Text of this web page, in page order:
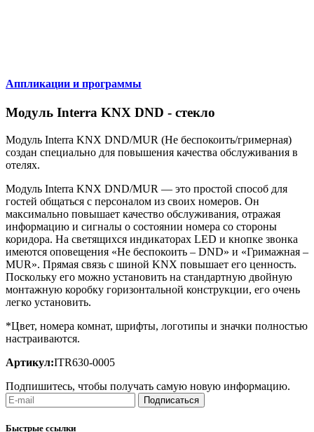
Аппликации и программы
Модуль Interra KNX DND - стекло
Модуль Interra KNX DND/MUR (Не беспокоить/гримерная)
создан специально для повышения качества обслуживания в
отелях.
Модуль Interra KNX DND/MUR — это простой способ для
гостей общаться с персоналом из своих номеров. Он
максимально повышает качество обслуживания, отражая
информацию и сигналы о состоянии номера со стороны
коридора. На светящихся индикаторах LED и кнопке звонка
имеются оповещения «Не беспокоить – DND» и «Гримажная –
MUR». Прямая связь с шиной KNX повышает его ценность.
Поскольку его можно установить на стандартную двойную
монтажную коробку горизонтальной конструкции, его очень
легко установить.
*Цвет, номера комнат, шрифты, логотипы и значки полностью
настраиваются.
Артикул:ITR630-0005
Подпишитесь, чтобы получать самую новую информацию.
Подписаться
Быстрые ссылки